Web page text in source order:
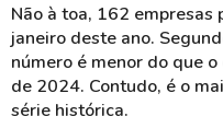
Não à toa, 162
janeiro deste ano.
número é menor do que
de 2024. Contudo, é o
série histórica.